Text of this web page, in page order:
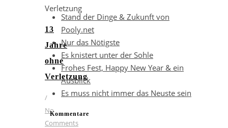
13
Jahre
ohne
Verletzung
/
No
Comments
Stand der Dinge & Zukunft von
Pooly.net
Nur das Nötigste
Es knistert unter der Sohle
Frohes Fest, Happy New Year & ein
Ausblick
Es muss nicht immer das Neuste sein
Kommentare